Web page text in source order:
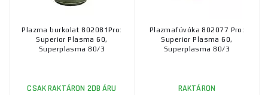
Plazma burkolat 802081Pro:
Superior Plasma 60,
Superplasma 80/3
CSAK RAKTÁRON 2DB ÁRU
Plazmafúvóka 802077 Pro:
Superior Plasma 60,
Superplasma 80/3
RAKTÁRON